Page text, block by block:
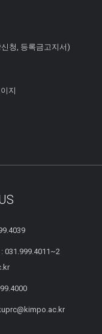
청, 등록금고지서)
지
031.999.4011~2